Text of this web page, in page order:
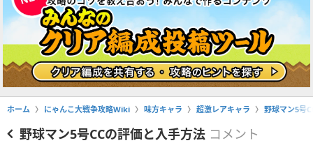
ホーム にゃんこ大戦争攻略Wiki 味方キャラ 超激レアキャラ 野球マン5号
野球マン5号CCの評価と入手方法 コメント